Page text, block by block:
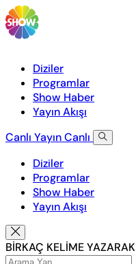
Diziler
Programlar
Show Haber
Yayın Akışı
Canlı YayınCanlı
Diziler
Programlar
Show Haber
Yayın Akışı
BİRKAÇ KELİME